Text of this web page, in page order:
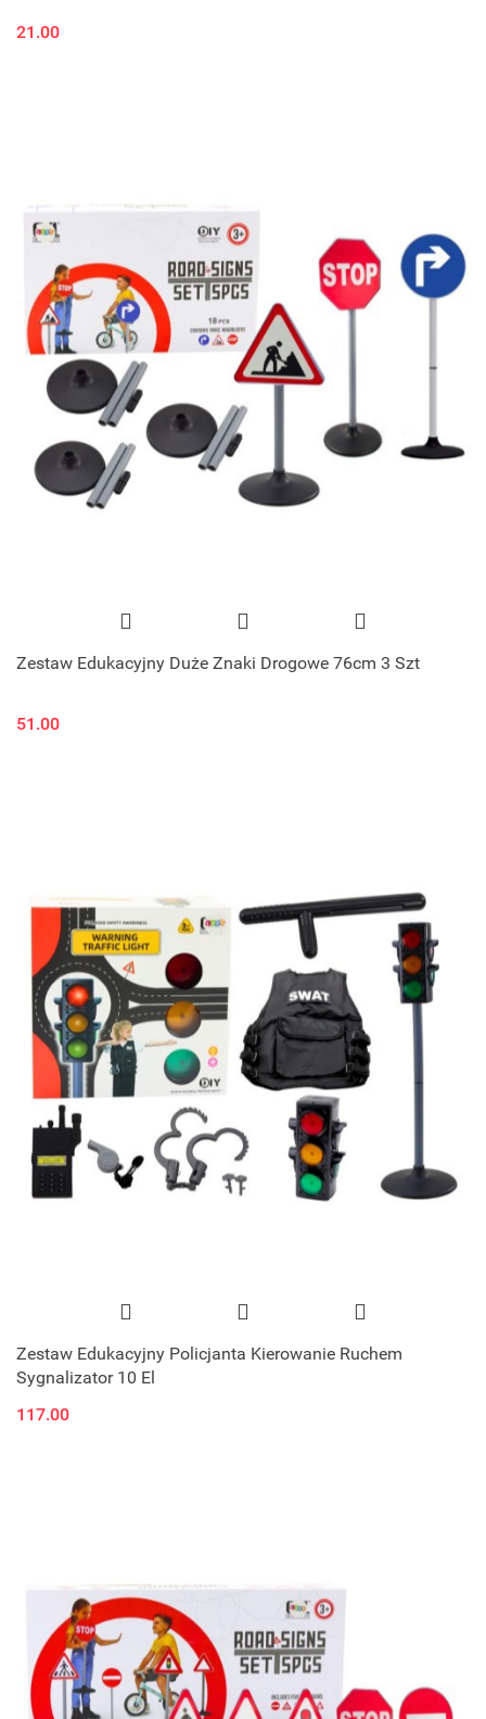
21.00
Zestaw Edukacyjny Duże Znaki Drogowe 76cm 3 Szt
51.00
Zestaw Edukacyjny Policjanta Kierowanie Ruchem
Sygnalizator 10 El
117.00